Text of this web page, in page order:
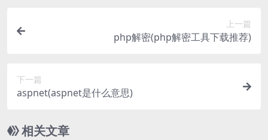
上一篇
php解密(php解密工具下载推荐)
下一篇
aspnet(aspnet是什么意思)
相关文章